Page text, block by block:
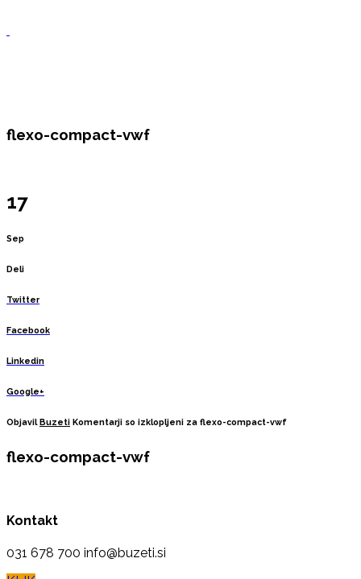
flexo-compact-vwf
17
Sep
Deli
Twitter
Facebook
Linkedin
Google+
Objavil Buzeti Komentarji so izklopljeni za flexo-compact-vwf
flexo-compact-vwf
Kontakt
031 678 700 info@buzeti.si